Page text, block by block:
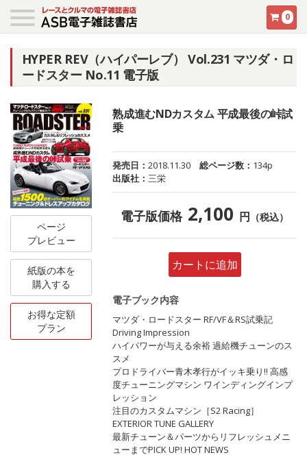
0
HYPER REV（ハイパーレブ） Vol.231 マツダ・ロ
ードスター No.11 電子版
ページ
プレビュー
紙版の本を
購入する
お得な定額
プラン
熟成進むNDカスタム 平成最後の峠試
乗
発売日：2018.11.30 総ページ数： 134p
出版社：三栄
電子版価格 2,100 円 （税込）
カートに追加
電子ブック内容
マツダ・ロードスター RF/VF＆RS試乗記
Driving Impression
ハイパワーが与える余裕 過給機チューンのス
スメ
プロドライバー青木孝行がイッキ乗り!! 高感
度チューニングマシン ワインディングインプ
レッション
注目のカスタムマシン［S2 Racing］
EXTERIOR TUNE GALLERY
最新チューン＆パーツからリフレッシュメニ
ューまでPICK UP! HOT NEWS